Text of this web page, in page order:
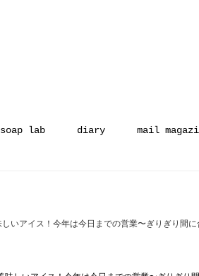
soap lab diary mail
いアイス！今年は今日までの営業〜ぎりぎり間